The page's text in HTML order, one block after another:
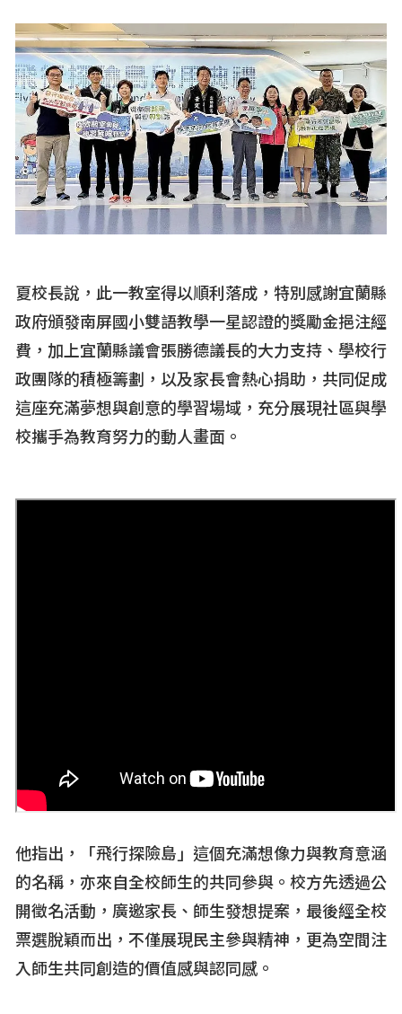
夏校長說，此一教室得以順利落成，特別感謝宜蘭縣
政府頒發南屏國小雙語教學一星認證的獎勵金挹注經
費，加上宜蘭縣議會張勝德議長的大力支持、學校行
政團隊的積極籌劃，以及家長會熱心捐助，共同促成
這座充滿夢想與創意的學習場域，充分展現社區與學
校攜手為教育努力的動人畫面。
他指出，「飛行探險島」這個充滿想像力與教育意涵
的名稱，亦來自全校師生的共同參與。校方先透過公
開徵名活動，廣邀家長、師生發想提案，最後經全校
票選脫穎而出，不僅展現民主參與精神，更為空間注
入師生共同創造的價值感與認同感。